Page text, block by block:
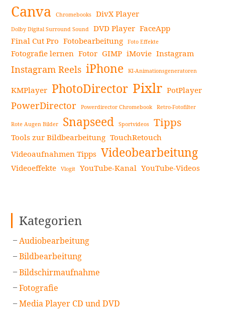
Android
mit
Color
Change
Canva Chromebooks DivX Player
Dolby Digital Surround Sound DVD Player FaceApp
Final Cut Pro Fotobearbeitung Foto Effekte
Fotografie lernen Fotor GIMP iMovie Instagram
Instagram Reels iPhone KI-Animationsgeneratoren
KMPlayer PhotoDirector Pixlr PotPlayer
PowerDirector Powerdirector Chromebook Retro-Fotofilter
Rote Augen Bilder Snapseed Sportvideos Tipps
Tools zur Bildbearbeitung TouchRetouch
Videoaufnahmen Tipps Videobearbeitung
Videoeffekte Vlogit YouTube-Kanal YouTube-Videos
Kategorien
Audiobearbeitung
Bildbearbeitung
Bildschirmaufnahme
Fotografie
Media Player CD und DVD